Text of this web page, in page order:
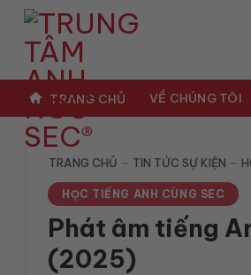
dung
TRANG CHỦ VỀ CHÚNG TÔI
TRANG CHỦ — TIN TỨC SỰ KIỆN —
HỌC TIẾNG ANH CÙNG SEC
Phát âm tiếng
(2025)